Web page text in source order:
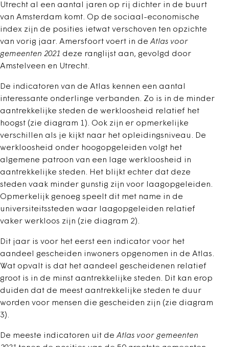
Utrecht al een aantal jaren op rij dichter in de buurt
van Amsterdam komt. Op de sociaal-economische
index zijn de posities ietwat verschoven ten opzichte
van vorig jaar. Amersfoort voert in de Atlas voor
gemeenten 2021 deze ranglijst aan, gevolgd door
Amstelveen en Utrecht.
De indicatoren van de Atlas kennen een aantal
interessante onderlinge verbanden. Zo is in de minder
aantrekkelijke steden de werkloosheid relatief het
hoogst (zie diagram 1). Ook zijn er opmerkelijke
verschillen als je kijkt naar het opleidingsniveau. De
werkloosheid onder hoogopgeleiden volgt het
algemene patroon van een lage werkloosheid in
aantrekkelijke steden. Het blijkt echter dat deze
steden vaak minder gunstig zijn voor laagopgeleiden.
Opmerkelijk genoeg speelt dit met name in de
universiteitssteden waar laagopgeleiden relatief
vaker werkloos zijn (zie diagram 2).
Dit jaar is voor het eerst een indicator voor het
aandeel gescheiden inwoners opgenomen in de Atlas.
Wat opvalt is dat het aandeel gescheidenen relatief
groot is in de minst aantrekkelijke steden. Dit kan erop
duiden dat de meest aantrekkelijke steden te duur
worden voor mensen die gescheiden zijn (zie diagram
3).
De meeste indicatoren uit de Atlas voor gemeenten